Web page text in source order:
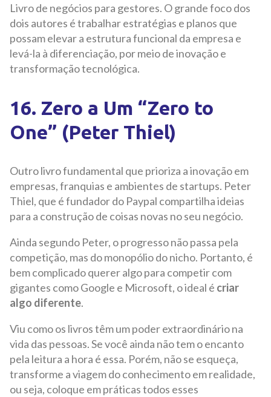
Livro de negócios para gestores. O grande foco dos
dois autores é trabalhar estratégias e planos que
possam elevar a estrutura funcional da empresa e
levá-la à diferenciação, por meio de inovação e
transformação tecnológica.
16. Zero a Um “Zero to
One” (Peter Thiel)
Outro livro fundamental que prioriza a inovação em
empresas, franquias e ambientes de startups. Peter
Thiel, que é fundador do Paypal compartilha ideias
para a construção de coisas novas no seu negócio.
Ainda segundo Peter, o progresso não passa pela
competição, mas do monopólio do nicho. Portanto, é
bem complicado querer algo para competir com
gigantes como Google e Microsoft, o ideal é criar
algo diferente.
Viu como os livros têm um poder extraordinário na
vida das pessoas. Se você ainda não tem o encanto
pela leitura a hora é essa. Porém, não se esqueça,
transforme a viagem do conhecimento em realidade,
ou seja, coloque em práticas todos esses